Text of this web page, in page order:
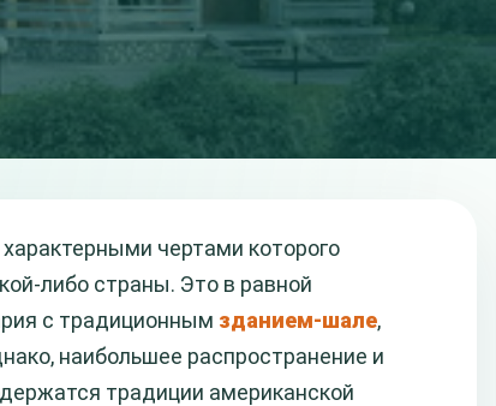
чертами которого
либо страны. Это в равной
с традиционным зданием-шале,
наибольшее распространение и
традиции американской